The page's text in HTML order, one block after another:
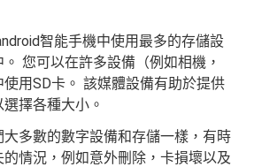
智能手機中使用最多的存儲設
您可以在許多設備（例如相機，
用SD卡。 該媒體設備有助於提供
擇各種大小。
多數的數字設備和存儲一樣，有時
情況，例如意外刪除，卡損壞以及